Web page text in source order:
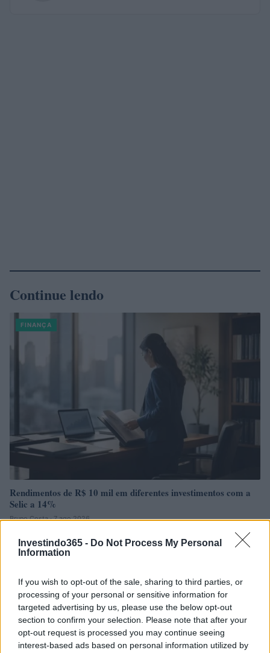
Investindo365 - Do Not Process My Personal
Information
If you wish to opt-out of the sale, sharing to third parties, or
processing of your personal or sensitive information for
targeted advertising by us, please use the below opt-out
section to confirm your selection. Please note that after your
opt-out request is processed you may continue seeing
interest-based ads based on personal information utilized by
Continue lendo
FINANÇA
Rendimentos de R$ 10 mil em diferentes investimentos com a
Selic a 14%
Bruno Costa · 7 ago 2026
FINANÇA